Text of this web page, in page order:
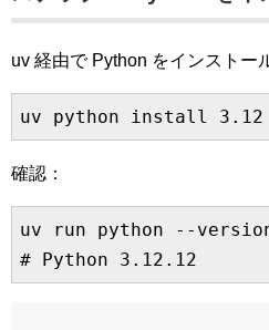
uv 経由で Python をインストー
確認：
uv run python --